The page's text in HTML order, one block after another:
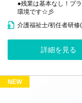
●残業は基本なし！プ
環境です☆彡
介護福祉士/初任者研
詳細を見る
NEW